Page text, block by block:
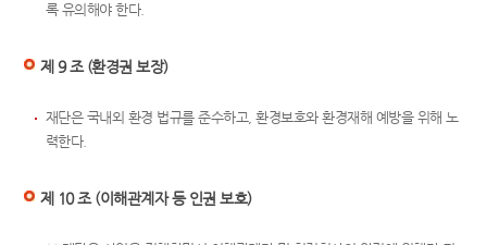
록 유의해야 한다.
제 9 조 (환경권 보장)
재단은 국내외 환경 법규를 준수하고, 환경보호와 환경재해 예방을 위해 노
력한다.
제 10 조 (이해관계자 등 인권 보호)